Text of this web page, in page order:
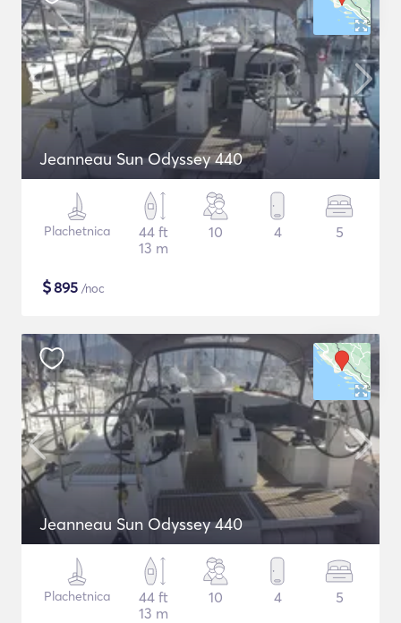
Jeanneau Sun Odyssey 440
Plachetnica
44 ft
13 m
10 4 5
$895 /noc
Jeanneau Sun Odyssey 440
Plachetnica
44 ft
13 m
10 4 5